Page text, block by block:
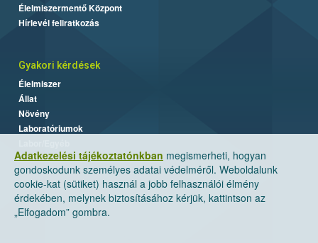
Adatkezelési tájékoztatónkban megismerheti, hogyan
gondoskodunk személyes adatai védelméről. Weboldalunk
cookie-kat (sütiket) használ a jobb felhasználói élmény
érdekében, melynek biztosításához kérjük, kattintson az
„Elfogadom” gombra.
Élelmiszermentő Központ
Hírlevél feliratkozás
Gyakori kérdések
Élelmiszer
Állat
Növény
Laboratóriumok